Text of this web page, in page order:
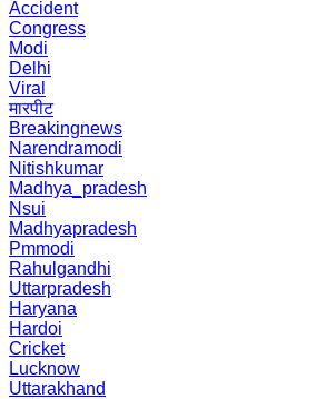
Accident
Congress
Modi
Delhi
Viral
मारपीट
Breakingnews
Narendramodi
Nitishkumar
Madhya_pradesh
Nsui
Madhyapradesh
Pmmodi
Rahulgandhi
Uttarpradesh
Haryana
Hardoi
Cricket
Lucknow
Uttarakhand